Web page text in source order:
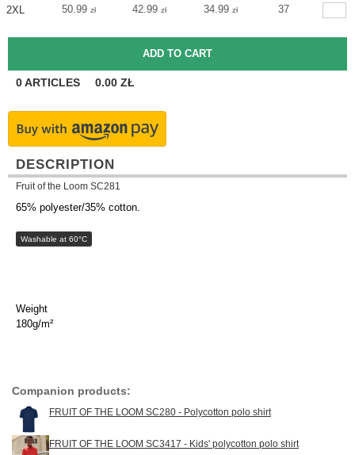
2XL
50.99 zł 42.99 zł 34.99 zł 37
0ARTICLES 0.00 ZŁ
DESCRIPTION
Fruit of the Loom SC281
65% polyester/35% cotton.
Washable at 60°C
Weight
180g/m²
Companion products:
FRUIT OF THE LOOM SC280 - Polycotton polo shirt
FRUIT OF THE LOOM SC3417 - Kids' polycotton polo shirt